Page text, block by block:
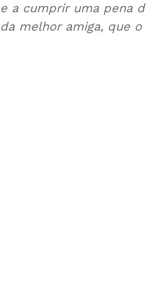
a cumprir uma pena
melhor amiga, que